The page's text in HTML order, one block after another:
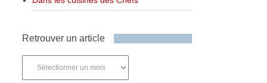
Retrouver un article